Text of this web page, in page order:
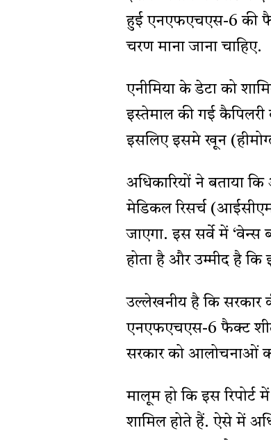
हुई एनएफएचएस-6 की
चरण माना जाना चाहिए.
एनीमिया के डेटा को
इस्तेमाल की गई
इसलिए इसमे खून
अधिकारियों ने बताया
मेडिकल रिसर्च
जाएगा. इस सर्वे में
होता है और उम्मीद है कि
उल्लेखनीय है कि
एनएफएचएस-6 फैक्ट
सरकार को आलोचनाओं
मालूम हो कि इस
शामिल होते हैं. ऐसे में